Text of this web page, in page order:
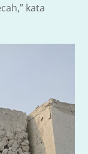
kata